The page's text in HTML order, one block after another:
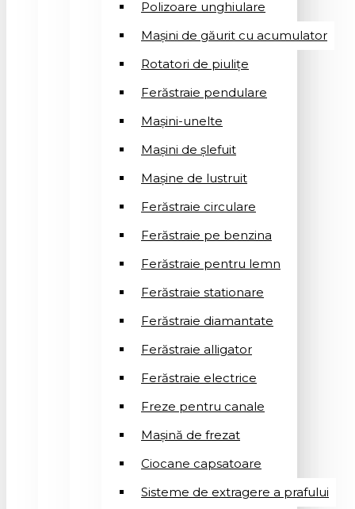
Polizoare unghiulare
Mașini de găurit cu acumulator
Rotatori de piuliţe
Ferăstraie pendulare
Mașini-unelte
Mașini de șlefuit
Mașinе de lustruit
Ferăstraie circulare
Ferăstraie pe benzina
Ferăstraie pentru lemn
Ferăstraie stationare
Ferăstraie diamantate
Ferăstraie alligator
Ferăstraie electrice
Freze pentru canale
Mașină de frezat
Ciocane capsatoare
Sisteme de extragere a prafului